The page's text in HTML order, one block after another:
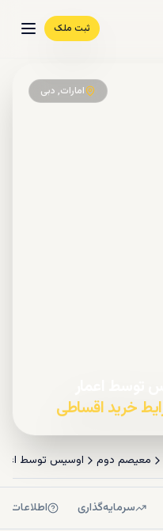
ثبت ملک
امارات, دبی
معیصم دوم اوسیس توسط
سرمایه‌گذاری اطلاعات